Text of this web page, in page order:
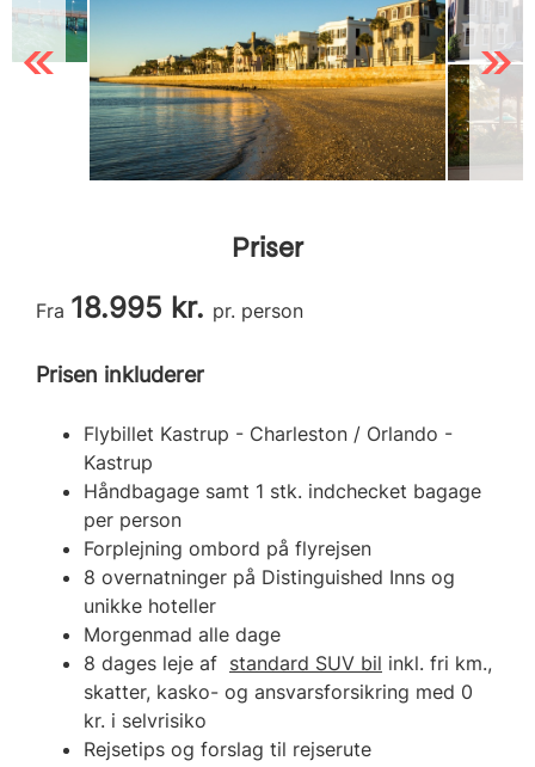
Previous Next
Priser
Fra 18.995 kr. pr. person
Prisen inkluderer
Flybillet Kastrup - Charleston / Orlando -
Kastrup
Håndbagage samt 1 stk. indchecket bagage
per person
Forplejning ombord på flyrejsen
8 overnatninger på Distinguished Inns og
unikke hoteller
Morgenmad alle dage
8 dages leje af standard SUV bil inkl. fri km.,
skatter, kasko- og ansvarsforsikring med 0
kr. i selvrisiko
Rejsetips og forslag til rejserute